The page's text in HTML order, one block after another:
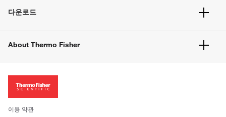
벌크 주문
고객 센터
웹사이트 개선사항
다운로드
About Thermo Fisher
투자자
사회적 책임
이용 약관